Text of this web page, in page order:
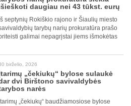
daugiau nei 43 tūkst. eurų
Iš septynių Rokiškio rajono ir Šiaulių miesto
tarybų narių prokuratūra prašo
galimai nepagrįstai jiems išmokėtas
birželio, 2026
„čekiukų“ bylose sulaukė
dvi Birštono savivaldybės
narės
Įtarimų „čekiukų“ baudžiamosiose bylose